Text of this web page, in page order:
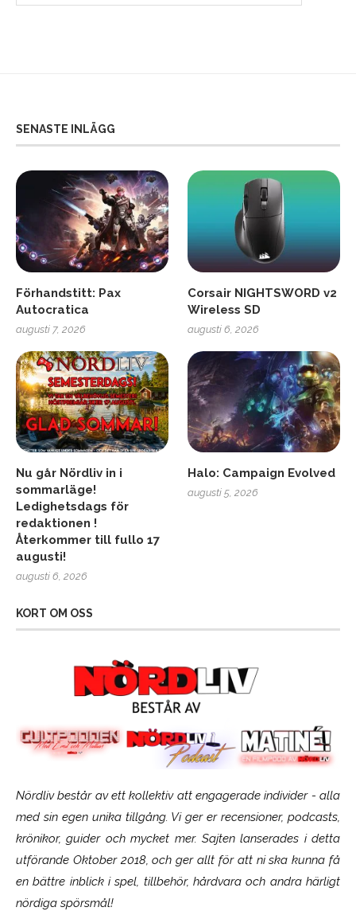
SENASTE INLÄGG
Förhandstitt: Pax
Autocratica
augusti 7, 2026
Corsair NIGHTSWORD v2
Wireless SD
augusti 6, 2026
Nu går Nördliv in i
sommarläge!
Ledighetsdags för
redaktionen !
Återkommer till fullo 17
augusti!
augusti 6, 2026
Halo: Campaign Evolved
augusti 5, 2026
KORT OM OSS
Nördliv består av ett kollektiv att engagerade individer - alla
med sin egen unika tillgång. Vi ger er recensioner, podcasts,
krönikor, guider och mycket mer. Sajten lanserades i detta
utförande Oktober 2018, och ger allt för att ni ska kunna få
en bättre inblick i spel, tillbehör, hårdvara och andra härligt
nördiga spörsmål!